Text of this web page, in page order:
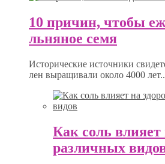
10 причин, чтобы
льняное семя
Исторические источники
лен выращивали около 4000
Как соль влияет
различных